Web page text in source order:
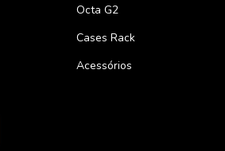
Octa G2
Cases Rack
Acessórios